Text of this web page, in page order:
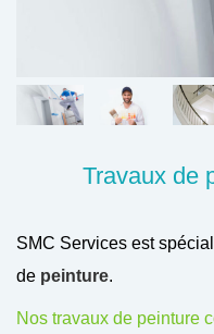
Travaux de
SMC Services est
de peinture.
Nos travaux de peinture